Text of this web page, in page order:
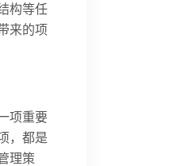
构等任
来的项
项重要
，都是
理策